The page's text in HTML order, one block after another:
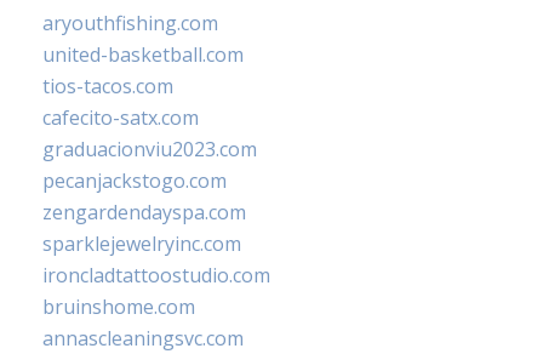
aryouthfishing.com
united-basketball.com
tios-tacos.com
cafecito-satx.com
graduacionviu2023.com
pecanjackstogo.com
zengardendayspa.com
sparklejewelryinc.com
ironcladtattoostudio.com
bruinshome.com
annascleaningsvc.com